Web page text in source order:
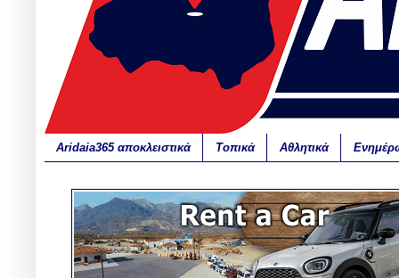
Aridaia365 αποκλειστικά Τοπικά Αθλητικά